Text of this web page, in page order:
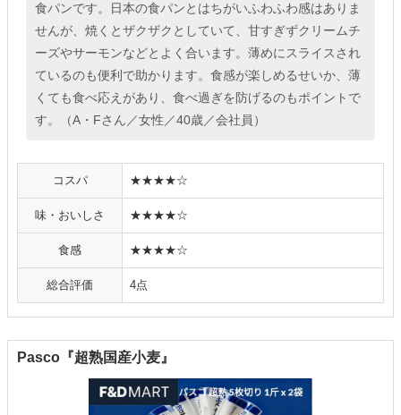
食パンです。日本の食パンとはちがいふわふわ感はありま
せんが、焼くとザクザクとしていて、甘すぎずクリームチ
ーズやサーモンなどとよく合います。薄めにスライスされ
ているのも便利で助かります。食感が楽しめるせいか、薄
くても食べ応えがあり、食べ過ぎを防げるのもポイントで
す。（A・Fさん／女性／40歳／会社員）
コスパ ★★★★☆
味・おいしさ ★★★★☆
食感 ★★★★☆
総合評価 4点
Pasco『超熟国産小麦』